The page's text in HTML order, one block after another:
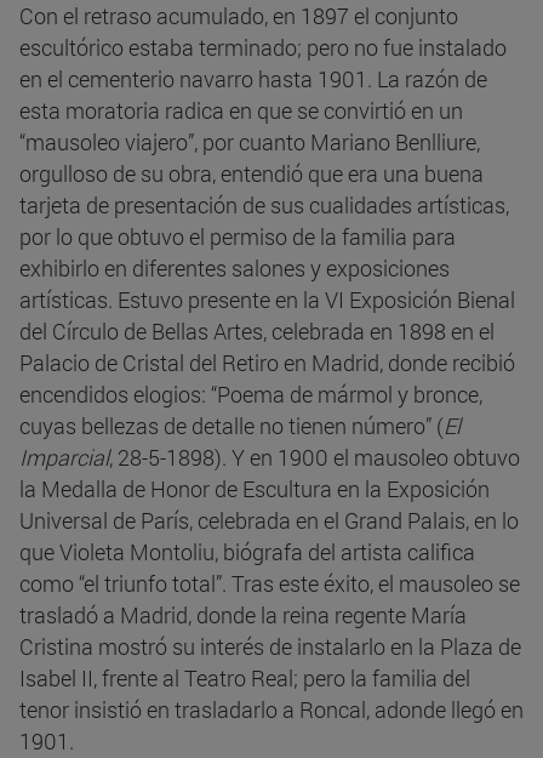
Con el retraso acumulado, en 1897 el conjunto
escultórico estaba terminado; pero no fue instalado
en el cementerio navarro hasta 1901. La razón de
esta moratoria radica en que se convirtió en un
“mausoleo viajero”, por cuanto Mariano Benlliure,
orgulloso de su obra, entendió que era una buena
tarjeta de presentación de sus cualidades artísticas,
por lo que obtuvo el permiso de la familia para
exhibirlo en diferentes salones y exposiciones
artísticas. Estuvo presente en la VI Exposición Bienal
del Círculo de Bellas Artes, celebrada en 1898 en el
Palacio de Cristal del Retiro en Madrid, donde recibió
encendidos elogios: “Poema de mármol y bronce,
cuyas bellezas de detalle no tienen número” (El
Imparcial, 28-5-1898). Y en 1900 el mausoleo obtuvo
la Medalla de Honor de Escultura en la Exposición
Universal de París, celebrada en el Grand Palais, en lo
que Violeta Montoliu, biógrafa del artista califica
como “el triunfo total”. Tras este éxito, el mausoleo se
trasladó a Madrid, donde la reina regente María
Cristina mostró su interés de instalarlo en la Plaza de
Isabel II, frente al Teatro Real; pero la familia del
tenor insistió en trasladarlo a Roncal, adonde llegó en
1901.